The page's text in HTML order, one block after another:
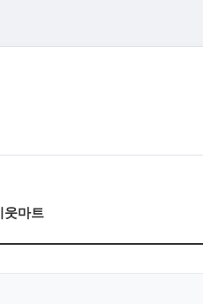
웃마트